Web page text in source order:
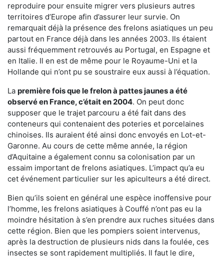
reproduire pour ensuite migrer vers plusieurs autres
territoires d’Europe afin d’assurer leur survie. On
remarquait déjà la présence des frelons asiatiques un peu
partout en France déjà dans les années 2003. Ils étaient
aussi fréquemment retrouvés au Portugal, en Espagne et
en Italie. Il en est de même pour le Royaume-Uni et la
Hollande qui n’ont pu se soustraire eux aussi à l’équation.
La première fois que le frelon à pattes jaunes a été
observé en France, c’était en 2004. On peut donc
supposer que le trajet parcouru a été fait dans des
conteneurs qui contenaient des poteries et porcelaines
chinoises. Ils auraient été ainsi donc envoyés en Lot-et-
Garonne. Au cours de cette même année, la région
d’Aquitaine a également connu sa colonisation par un
essaim important de frelons asiatiques. L’impact qu’a eu
cet événement particulier sur les apiculteurs a été direct.
Bien qu’ils soient en général une espèce inoffensive pour
l’homme, les frelons asiatiques à Couffé n’ont pas eu la
moindre hésitation à s’en prendre aux ruches situées dans
cette région. Bien que les pompiers soient intervenus,
après la destruction de plusieurs nids dans la foulée, ces
insectes se sont rapidement multipliés. Il faut le dire,